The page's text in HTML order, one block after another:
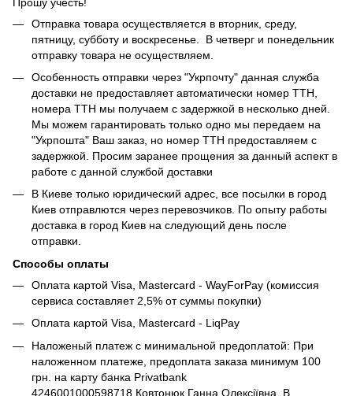
Отправка товара осуществляется в вторник, среду,
пятницу, субботу и воскресенье. В четверг и понедельник
отправку товара не осуществляем.
Особенность отправки через "Укрпочту" данная служба
доставки не предоставляет автоматически номер ТТН,
номера ТТН мы получаем с задержкой в несколько дней.
Мы можем гарантировать только одно мы передаем на
"Укрпошта" Ваш заказ, но номер ТТН предоставляем с
задержкой. Просим заранее прощения за данный аспект в
работе с данной службой доставки
В Киеве только юридический адрес, все посылки в город
Киев отправлются через перевозчиков. По опыту работы
доставка в город Киев на следующий день после
отправки.
Способы оплаты
Оплата картой Visa, Mastercard - WayForPay (комиссия
сервиса составляет 2,5% от суммы покупки)
Оплата картой Visa, Mastercard - LiqPay
Наложеный платеж с минимальной предоплатой: При
наложенном платеже, предоплата заказа минимум 100
грн. на карту банка Privatbank
4246001000598718 Ковтонюк Ганна Олексіївна. В